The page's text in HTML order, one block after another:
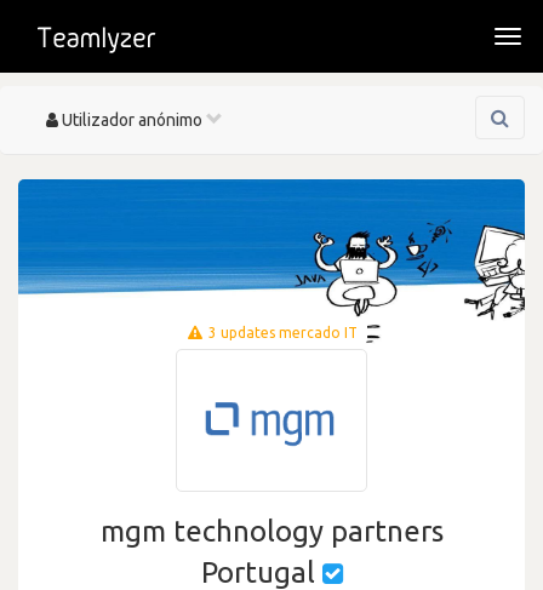
Toggle
Utilizador anónimo
3 updates mercado IT
mgm technology partners
Portugal